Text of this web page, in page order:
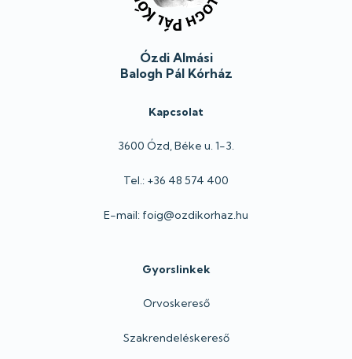
Ózdi Almási
Balogh Pál Kórház
Kapcsolat
3600 Ózd, Béke u. 1-3.
Tel.: +36 48 574 400
E-mail: foig@ozdikorhaz.hu
Gyorslinkek
Orvoskereső
Szakrendeléskereső